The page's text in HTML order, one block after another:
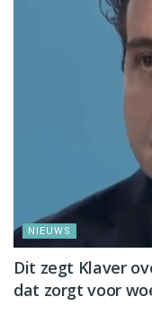
NIEUWS
Dit zegt Klaver
dat zorgt voor